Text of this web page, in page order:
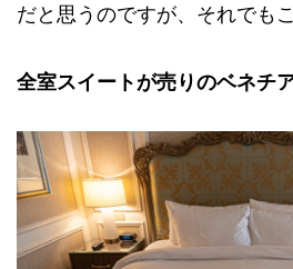
だと思うのですが、それでも
全室スイートが売りのベネチ